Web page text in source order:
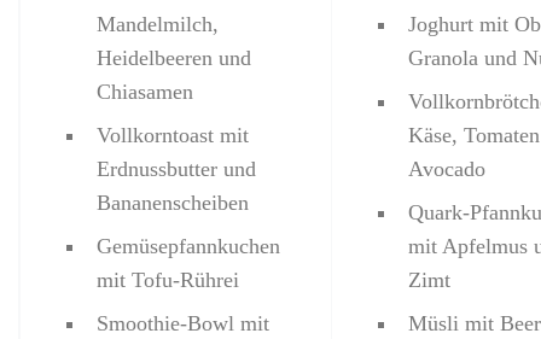
Mandelmilch,
Heidelbeeren und
Chiasamen
Vollkorntoast mit
Erdnussbutter und
Bananenscheiben
Gemüsepfannkuchen
mit Tofu-Rührei
Smoothie-Bowl mit
Joghurt mit
Granola und
Käse,
Avocado
Quark-
mit Apfelmus
Zimt
Müsli mit